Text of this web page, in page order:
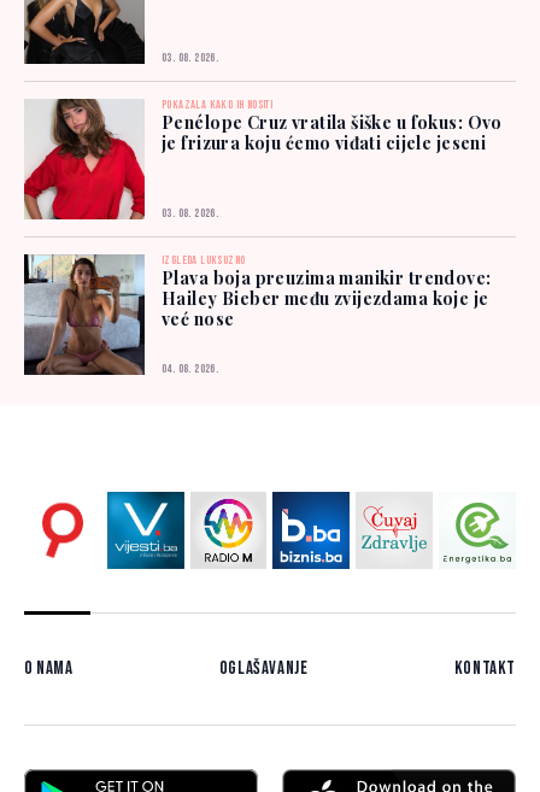
03. 08. 2026.
POKAZALA KAKO IH NOSITI
Penélope Cruz vratila šiške u fokus: Ovo
je frizura koju ćemo viđati cijele jeseni
03. 08. 2026.
IZGLEDA LUKSUZNO
Plava boja preuzima manikir trendove:
Hailey Bieber među zvijezdama koje je
već nose
04. 08. 2026.
O nama Oglašavanje Kontakt